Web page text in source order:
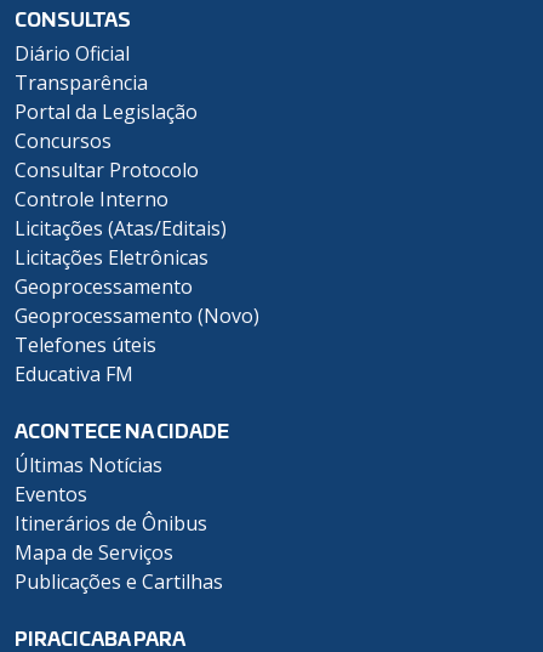
CONSULTAS
Diário Oficial
Transparência
Portal da Legislação
Concursos
Consultar Protocolo
Controle Interno
Licitações (Atas/Editais)
Licitações Eletrônicas
Geoprocessamento
Geoprocessamento (Novo)
Telefones úteis
Educativa FM
ACONTECE NA CIDADE
Últimas Notícias
Eventos
Itinerários de Ônibus
Mapa de Serviços
Publicações e Cartilhas
PIRACICABA PARA